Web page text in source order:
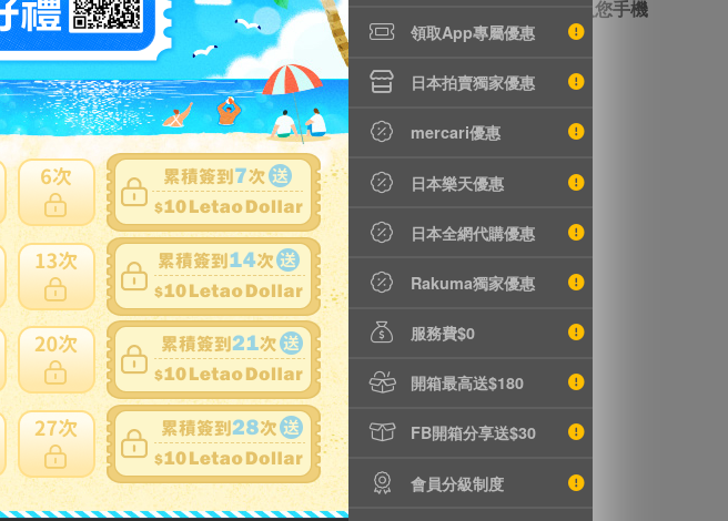
領取App專屬優惠
日本拍賣獨家優惠
mercari優惠
日本樂天優惠
日本全網代購優惠
Rakuma獨家優惠
服務費$0
開箱最高送$180
FB開箱分享送$30
會員分級制度
需要增值的金額後，按「取得增值QR code」，手機截圖 QRcode，登入您手機
。成功轉帳後會於 Letao「帳戶餘額」中自動顯示增值金額。
」(FPS) 轉帳。
0.8% 銀行手續費。單筆最低為 HK$0.5。詳情： DBS bank charge
，請留意系統會額外收取 0.8% 銀行手續費）